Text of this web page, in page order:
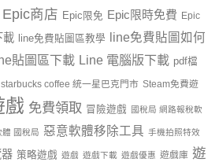
Epic商店 Epic限免 Epic限時免費 Epic
載 line免費貼圖區教學
line免費貼圖如何
貼圖區下載 Line 電腦版下載 pdf檔
starbucks coffee 統一星巴克門市 Steam免費遊
戲 免費領取 冒險遊戲 國稅局 網路報稅軟
體 國稅局 惡意軟體移除工具 手機拍照特效
策略遊戲 遊戲 遊戲下載 遊戲優惠 遊戲庫 遊